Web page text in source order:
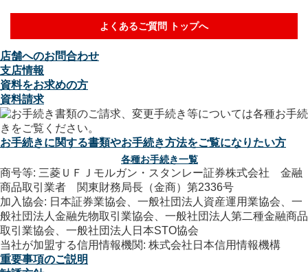
よくあるご質問 トップへ
店舗へのお問合わせ
支店情報
資料をお求めの方
資料請求
お手続きに関する書類やお手続き方法をご覧になりたい方
各種お手続き一覧
商号等: 三菱ＵＦＪモルガン・スタンレー証券株式会社 金融
商品取引業者 関東財務局長（金商）第2336号
加入協会: 日本証券業協会、一般社団法人資産運用業協会、一
般社団法人金融先物取引業協会、一般社団法人第二種金融商品
取引業協会、一般社団法人日本STO協会
当社が加盟する信用情報機関: 株式会社日本信用情報機構
重要事項のご説明